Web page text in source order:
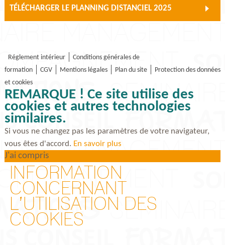
TÉLÉCHARGER LE PLANNING DISTANCIEL 2025
Réglement intérieur
Conditions générales de
formation
CGV Mentions légales Plan du site
Protection des données
et cookies
REMARQUE ! Ce site utilise des
cookies et autres technologies
similaires.
Si vous ne changez pas les paramètres de votre navigateur,
vous êtes d'accord. En savoir plus
J'ai compris
INFORMATION
CONCERNANT
L’UTILISATION DES
COOKIES